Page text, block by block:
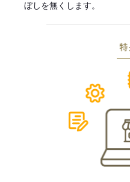
ぼしを無くします。